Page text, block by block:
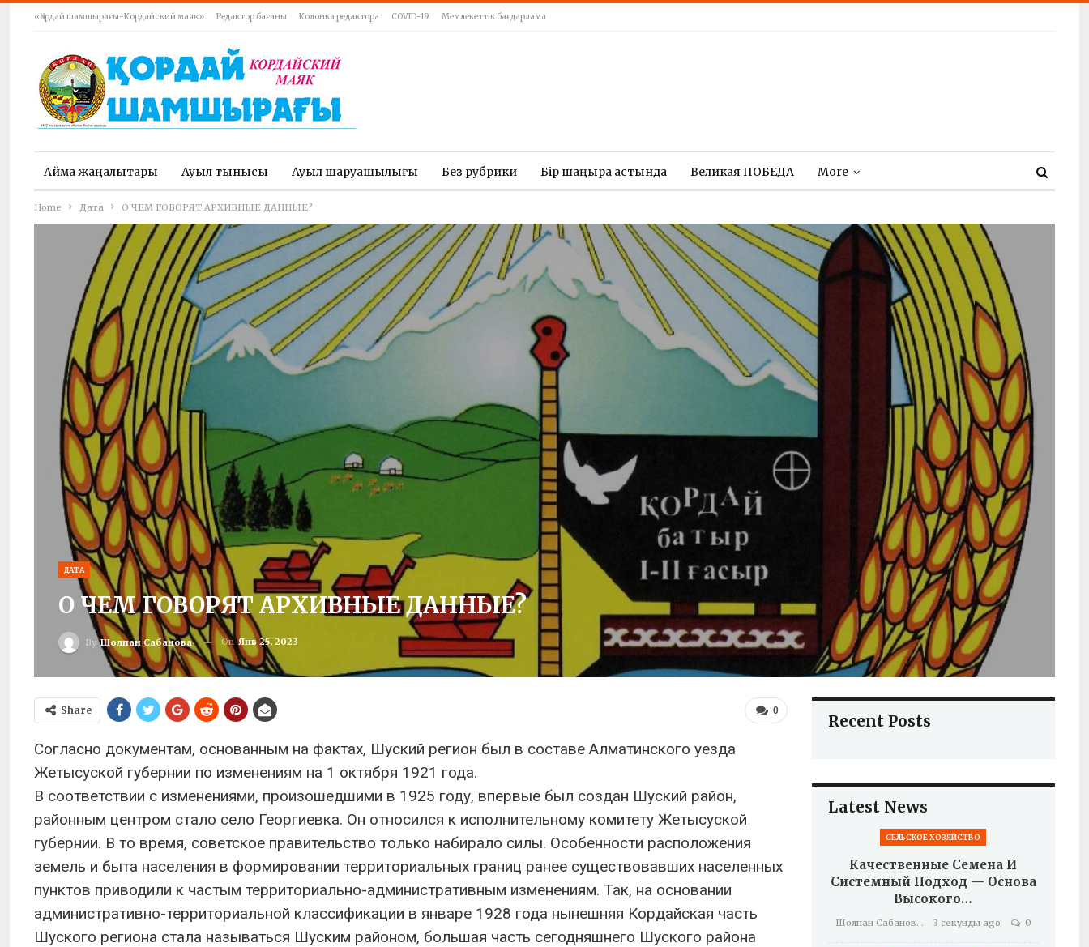
«Қордай шамшырағы-Кордайский маяк» Редактор бағаны Колонка редактора COVID-19 Мемлекеттік бағдарлама
Аймақ жаңалықтары Ауыл тынысы Ауыл шаруашылығы Без рубрики Бір шаңырақ астында Великая ПОБЕДА More
Home Дата О ЧЕМ ГОВОРЯТ АРХИВНЫЕ ДАННЫЕ?
ДАТА
О ЧЕМ ГОВОРЯТ АРХИВНЫЕ ДАННЫЕ?
ByШолпан Сабанова OnЯнв 25, 2023
0
Share
Согласно документам, основанным на фактах, Шуский регион был в составе Алматинского уезда
Жетысуской губернии по изменениям на 1 октября 1921 года.
В соответствии с изменениями, произошедшими в 1925 году, впервые был создан Шуский район,
районным центром стало село Георгиевка. Он относился к исполнительному комитету Жетысуской
губернии. В то время, советское правительство только набирало силы. Особенности расположения
земель и быта населения в формировании территориальных границ ранее существовавших населенных
пунктов приводили к частым территориально-административным изменениям. Так, на основании
административно-территориальной классификации в январе 1928 года нынешняя Кордайская часть
Шуского региона стала называться Шуским районом, большая часть сегодняшнего Шуского района
Recent Posts
Latest News
СЕЛЬСКОЕ ХОЗЯЙСТВО
Качественные Семена И
Системный Подход — Основа
Высокого…
Шолпан Сабанова 3 секунды ago 0